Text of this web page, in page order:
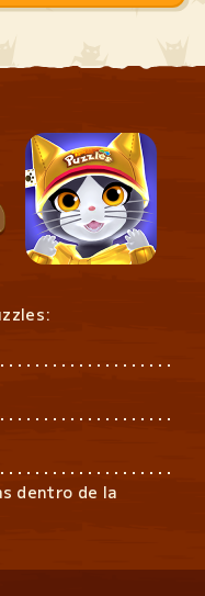
dentro de la